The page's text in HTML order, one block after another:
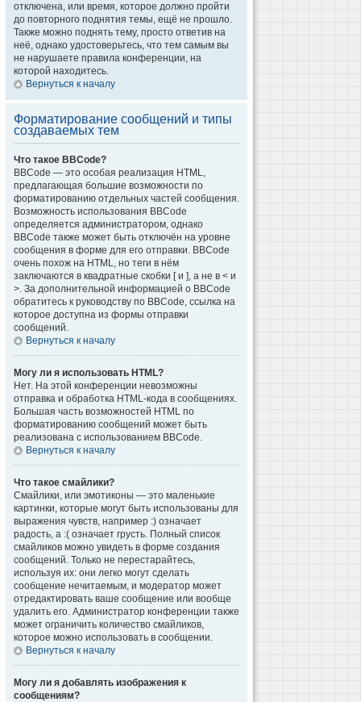
отключена, или время, которое должно пройти
до повторного поднятия темы, ещё не прошло.
Также можно поднять тему, просто ответив на
неё, однако удостоверьтесь, что тем самым вы
не нарушаете правила конференции, на
которой находитесь.
Вернуться к началу
Форматирование сообщений и типы
создаваемых тем
Что такое BBCode?
BBCode — это особая реализация HTML,
предлагающая большие возможности по
форматированию отдельных частей сообщения.
Возможность использования BBCode
определяется администратором, однако
BBCode также может быть отключён на уровне
сообщения в форме для его отправки. BBCode
очень похож на HTML, но теги в нём
заключаются в квадратные скобки [ и ], а не в < и
>. За дополнительной информацией о BBCode
обратитесь к руководству по BBCode, ссылка на
которое доступна из формы отправки
сообщений.
Вернуться к началу
Могу ли я использовать HTML?
Нет. На этой конференции невозможны
отправка и обработка HTML-кода в сообщениях.
Большая часть возможностей HTML по
форматированию сообщений может быть
реализована с использованием BBCode.
Вернуться к началу
Что такое смайлики?
Смайлики, или эмотиконы — это маленькие
картинки, которые могут быть использованы для
выражения чувств, например :) означает
радость, а :( означает грусть. Полный список
смайликов можно увидеть в форме создания
сообщений. Только не перестарайтесь,
используя их: они легко могут сделать
сообщение нечитаемым, и модератор может
отредактировать ваше сообщение или вообще
удалить его. Администратор конференции также
может ограничить количество смайликов,
которое можно использовать в сообщении.
Вернуться к началу
Могу ли я добавлять изображения к
сообщениям?